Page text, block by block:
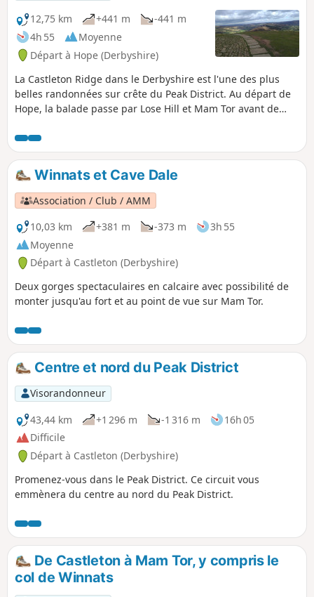
12,75 km
+441 m
-441 m
4h 55
Moyenne
Départ à Hope (Derbyshire)
La Castleton Ridge dans le Derbyshire est l'une des plus
belles randonnées sur crête du Peak District. Au départ de
Hope, la balade passe par Lose Hill et Mam Tor avant de
Winnats et Cave Dale
Association / Club / AMM
10,03 km
+381 m -373 m
3h 55
Moyenne
Départ à Castleton (Derbyshire)
Deux gorges spectaculaires en calcaire avec possibilité de
monter jusqu'au fort et au point de vue sur Mam Tor.
Centre et nord du Peak District
Visorandonneur
43,44 km
+1 296 m -1 316 m
16h 05
Difficile
Départ à Castleton (Derbyshire)
Promenez-vous dans le Peak District. Ce circuit vous
emmènera du centre au nord du Peak District.
De Castleton à Mam Tor, y compris le
col de Winnats